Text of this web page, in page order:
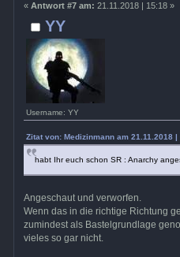
YY
Username: YY
« Antwort #7 am: 21.11.2018 | 15:18 »
Zitat von: Medizinmann am 21.11.2018 |
habt Ihr euch schon SR : Anarchy
Angeschaut und verworfen.
Wenn das in die richtige Richtung
zumindest als Bastelgrundlage
vieles so gar nicht.